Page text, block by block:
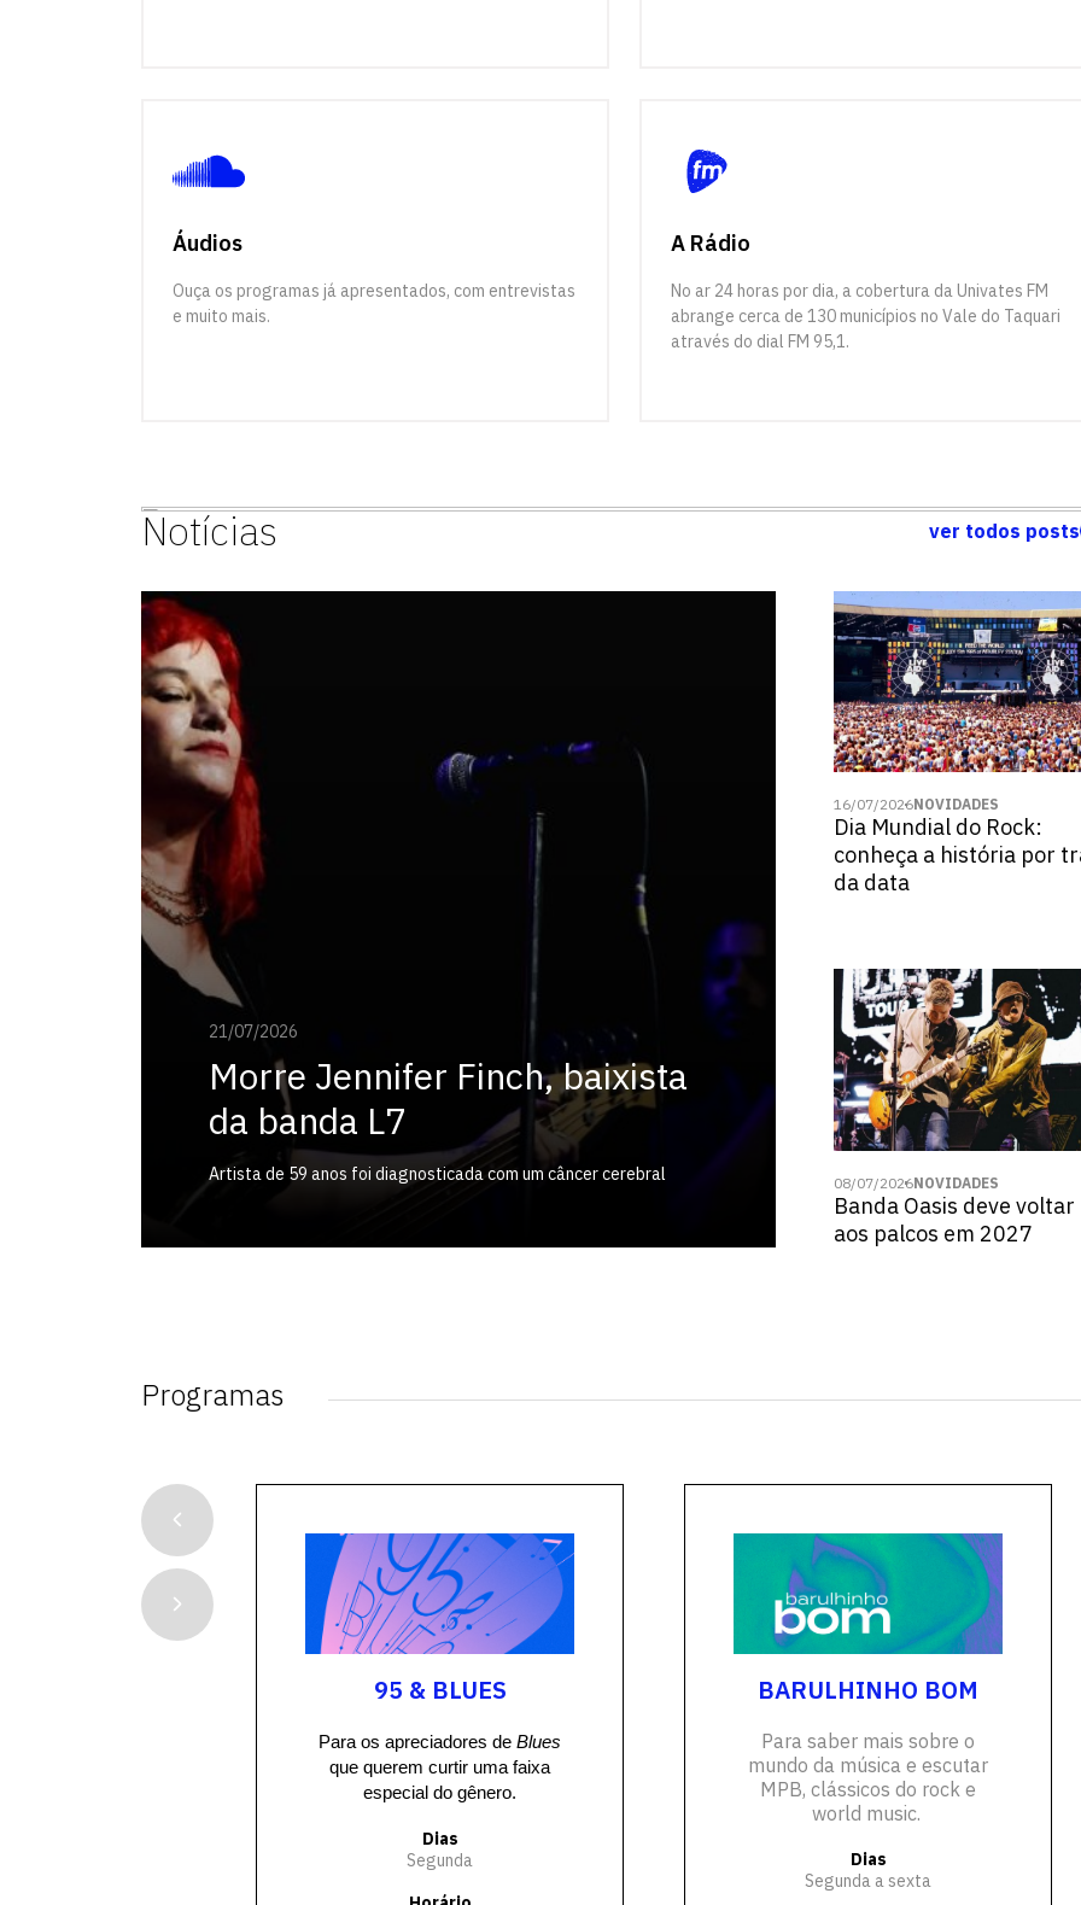
Áudios
Ouça os programas já apresentados, com entrevistas
e muito mais.
A Rádio
No ar 24 horas por dia, a cobertura da Univates FM
abrange cerca de 130 municípios no Vale do Taquari
através do dial FM 95,1.
Notícias ver todos posts
21/07/2026
Morre Jennifer Finch, baixista
da banda L7
Artista de 59 anos foi diagnosticada com um câncer cerebral
16/07/2026NOVIDADES
Dia Mundial do Rock:
conheça a história por
da data
08/07/2026NOVIDADES
Banda Oasis deve voltar
aos palcos em 2027
Programas
95 & BLUES
Para os apreciadores de Blues
que querem curtir uma faixa
especial do gênero.
Dias
Segunda
BARULHINHO BOM
Para saber mais sobre o
mundo da música e escutar
MPB, clássicos do rock e
world music.
Dias
Segunda a sexta
Escolha a vaga que você
quer concorrer:
vagas para início de curso
vagas a partir do 2º ano de curso